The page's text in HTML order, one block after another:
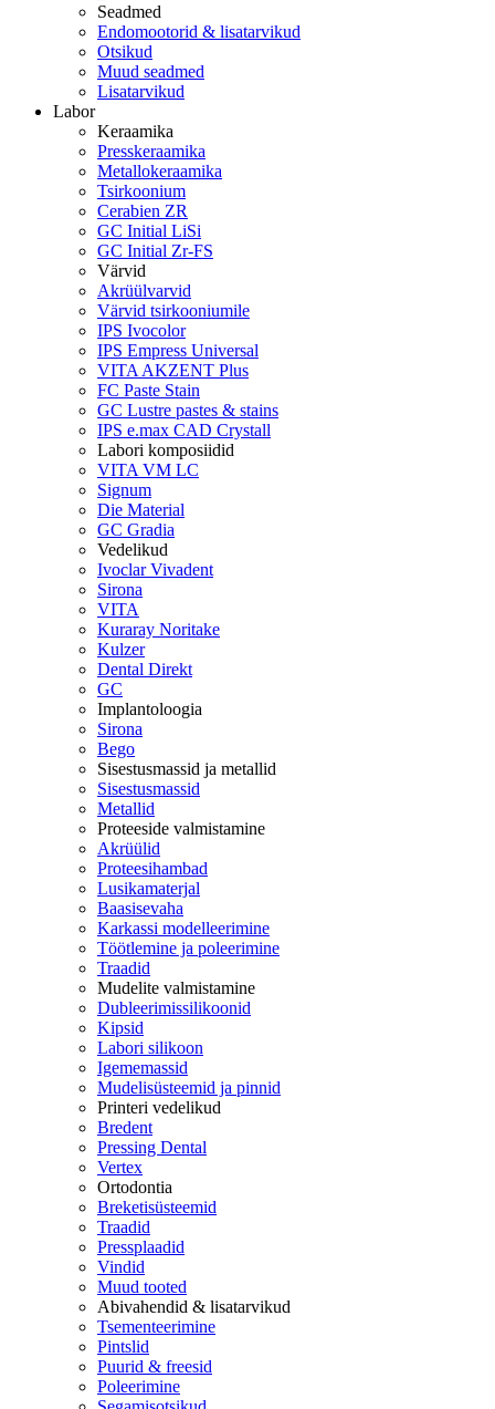
Seadmed
Endomootorid & lisatarvikud
Otsikud
Muud seadmed
Lisatarvikud
Labor
Keraamika
Presskeraamika
Metallokeraamika
Tsirkoonium
Cerabien ZR
GC Initial LiSi
GC Initial Zr-FS
Värvid
Akrüülvarvid
Värvid tsirkooniumile
IPS Ivocolor
IPS Empress Universal
VITA AKZENT Plus
FC Paste Stain
GC Lustre pastes & stains
IPS e.max CAD Crystall
Labori komposiidid
VITA VM LC
Signum
Die Material
GC Gradia
Vedelikud
Ivoclar Vivadent
Sirona
VITA
Kuraray Noritake
Kulzer
Dental Direkt
GC
Implantoloogia
Sirona
Bego
Sisestusmassid ja metallid
Sisestusmassid
Metallid
Proteeside valmistamine
Akrüülid
Proteesihambad
Lusikamaterjal
Baasisevaha
Karkassi modelleerimine
Töötlemine ja poleerimine
Traadid
Mudelite valmistamine
Dubleerimissilikoonid
Kipsid
Labori silikoon
Igememassid
Mudelisüsteemid ja pinnid
Printeri vedelikud
Bredent
Pressing Dental
Vertex
Ortodontia
Breketisüsteemid
Traadid
Pressplaadid
Vindid
Muud tooted
Abivahendid & lisatarvikud
Tsementeerimine
Pintslid
Puurid & freesid
Poleerimine